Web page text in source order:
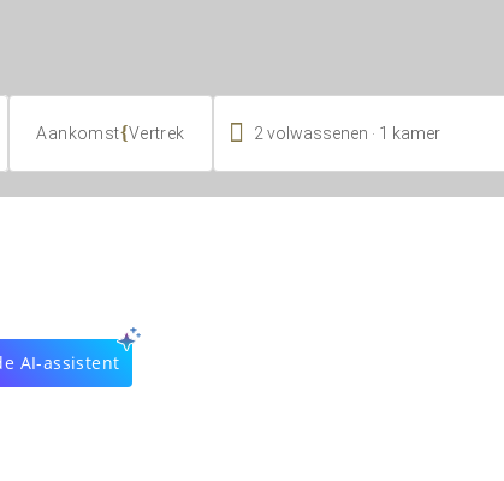
Aankomst{Vertrek  2 volwassenen 1 kamer
AI-assistent